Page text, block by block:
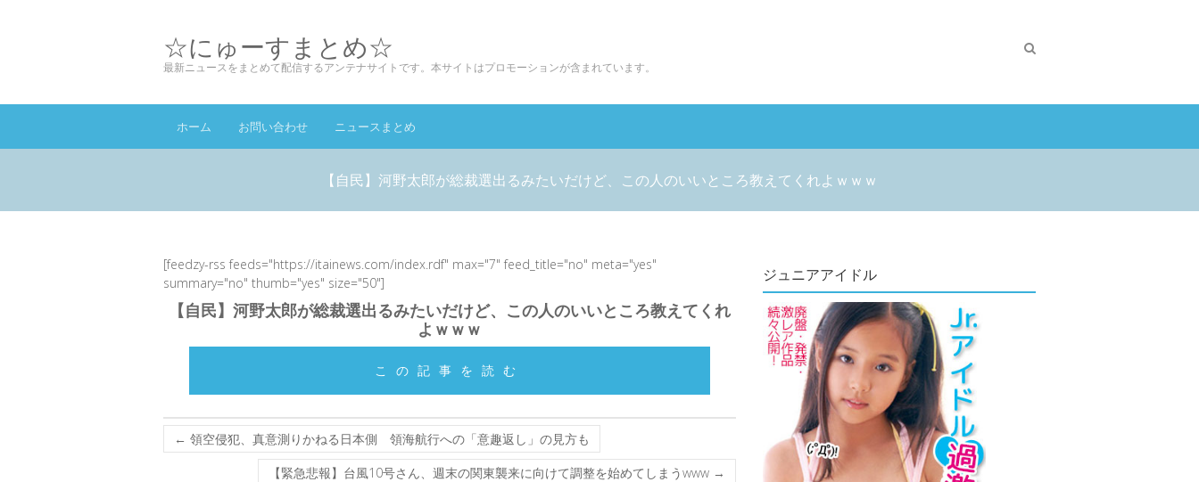
☆にゅーすまとめ☆
最新ニュースをまとめて配信するアンテナサイトです。本サイトはプロモーションが含まれています。
ホーム お問い合わせ ニュースまとめ
【自民】河野太郎が総裁選出るみたいだけど、この人のいいところ教えてくれよｗｗｗ
[feedzy-rss feeds="https://itainews.com/index.rdf" max="7" feed_title="no" meta="yes"
summary="no" thumb="yes" size="50"]
【自民】河野太郎が総裁選出るみたいだけど、この人のいいところ教えてくれ
よｗｗｗ
この記事を読む
← 領空侵犯、真意測りかねる日本側 領海航行への「意趣返し」の見方も
【緊急悲報】台風10号さん、週末の関東襲来に向けて調整を始めてしまうwww →
ジュニアアイドル